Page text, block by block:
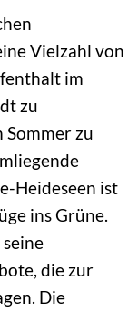
Vielzahl von
im
zu
Sommer zu
Heideseen ist
ins Grüne.
die zur
Die